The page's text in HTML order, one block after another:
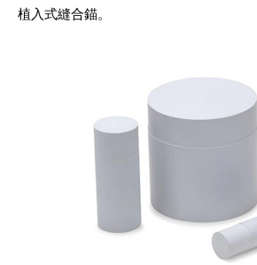
植入式縫合錨。